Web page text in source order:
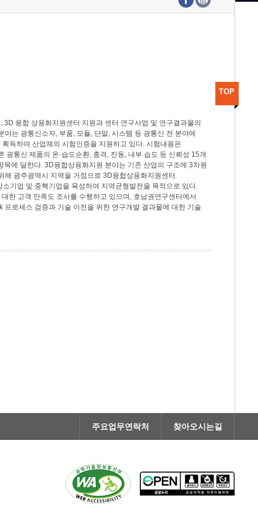
기획본부
융합 상용화지원센터 지원과 센터 연구사업 및 연구결과물의
는 광통신소자, 부품, 모듈, 단말, 시스템 등 광통신 전 분야에
득하여 산업체의 시험인증을 지원하고 있다. 시험내용은
통신 제품의 온·습도순환, 충격, 진동, 내부 습도 등 신뢰성 15개
에 달한다. 3D융합상용화지원 분야는 기존 산업의 구조에 3차원
광주광역시 지역을 거점으로 3D융합상용화지원센터
기업 및 중핵기업을 육성하여 지역균형발전을 목적으로 있다.
한 고객 만족도 조사를 수행하고 있으며, 호남권연구센터에서
로세스 검증과 기술 이전을 위한 연구개발 결과물에 대한 기술
TOP
주요업무연락처 찾아오시는길